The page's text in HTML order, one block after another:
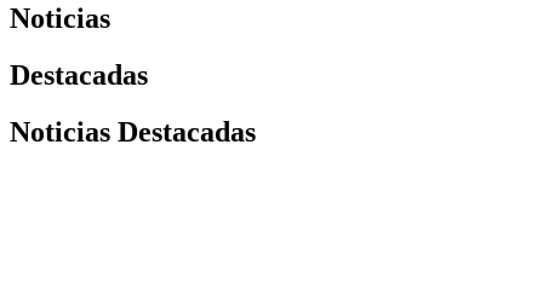
Noticias
Destacadas
Noticias Destacadas